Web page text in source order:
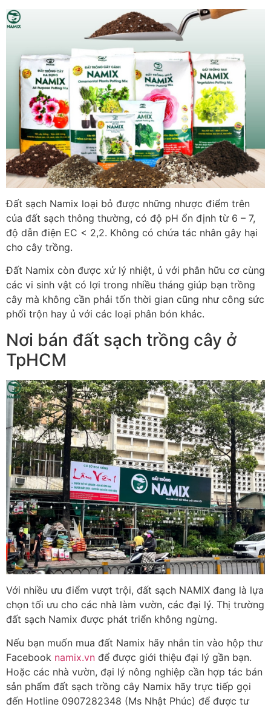
Đất sạch Namix loại bỏ được những nhược điểm trên
của đất sạch thông thường, có độ pH ổn định từ 6 – 7,
độ dẫn điện EC < 2,2. Không có chứa tác nhân gây hại
cho cây trồng.
Đất Namix còn được xử lý nhiệt, ủ với phân hữu cơ cùng
các vi sinh vật có lợi trong nhiều tháng giúp bạn trồng
cây mà không cần phải tốn thời gian cũng như công sức
phối trộn hay ủ với các loại phân bón khác.
Nơi bán đất sạch trồng cây ở
TpHCM
Với nhiều ưu điểm vượt trội, đất sạch NAMIX đang là lựa
chọn tối ưu cho các nhà làm vườn, các đại lý. Thị trường
đất sạch Namix được phát triển không ngừng.
Nếu bạn muốn mua đất Namix hãy nhắn tin vào hộp thư
Facebook namix.vn để được giới thiệu đại lý gần bạn.
Hoặc các nhà vườn, đại lý nông nghiệp cần hợp tác bán
sản phẩm đất sạch trồng cây Namix hãy trực tiếp gọi
đến Hotline 0907282348 (Ms Nhật Phúc) để được tư